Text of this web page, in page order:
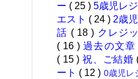
ー ( 25 )5歳児レ
エスト ( 24 ) 2歳
話 ( 18 ) クレジ
( 16 )過去の文章
( 15 )祝、ご結婚
ート ( 12 ) 0歳児レ